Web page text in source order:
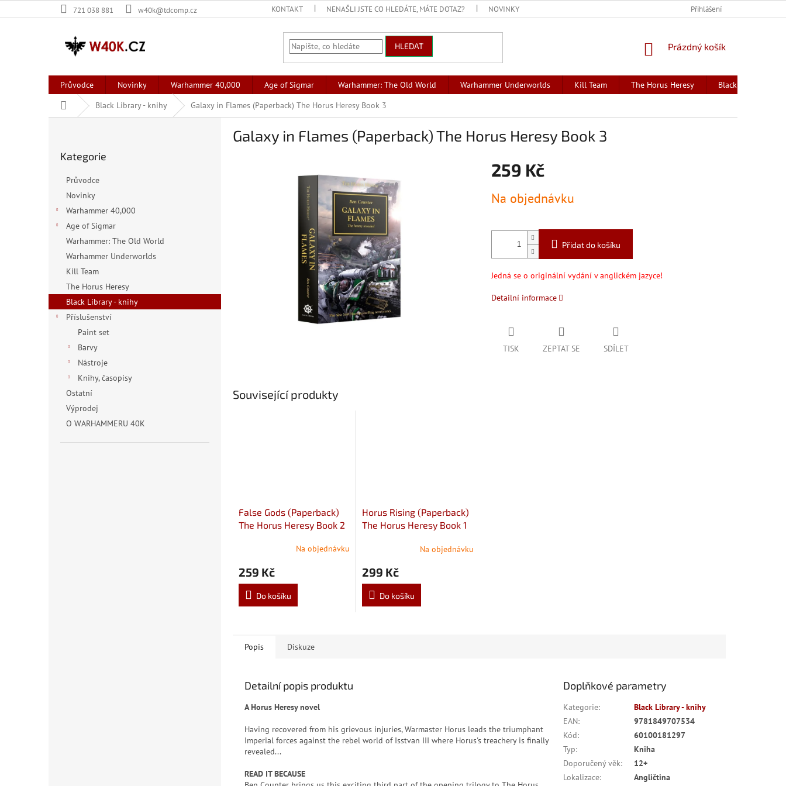
na
721 038 881 w40k@tdcomp.cz KONTAKT NENAŠLI JSTE CO HLEDÁTE, MÁTE DOTAZ? NOVINKY Přihlášení
HLEDAT
NÁKUPNÍ
Prázdný košík
Průvodce Novinky Warhammer 40,000 Age of Sigmar Warhammer: The Old World Warhammer Underworlds Kill Team The Horus Heresy
Black Library -
Domů
Black Library - knihy Galaxy in Flames (Paperback) The Horus Heresy Book 3
l
kategorie
Kategorie
Průvodce
Novinky
Warhammer 40,000
Age of Sigmar
Warhammer: The Old World
Warhammer Underworlds
Kill Team
The Horus Heresy
Black Library - knihy
Příslušenství
Paint set
Barvy
Nástroje
Knihy, časopisy
Ostatní
Výprodej
O WARHAMMERU 40K
Galaxy in Flames (Paperback) The Horus Heresy Book 3
259 Kč
cena:
Na objednávku
Přidat do košíku
Jedná se o originální vydání v anglickém jazyce!
Detailní informace
TISK ZEPTAT SE SDÍLET
Související produkty
False Gods (Paperback)
The Horus Heresy Book 2
Na objednávku
259 Kč
Do košíku
Horus Rising (Paperback)
The Horus Heresy Book 1
Na objednávku
299 Kč
Do košíku
Popis Diskuze
Detailní popis produktu
A Horus Heresy novel
Having recovered from his grievous injuries, Warmaster Horus leads the triumphant
Imperial forces against the rebel world of Isstvan III where Horus's treachery is finally
revealed...
READ IT BECAUSE
Doplňkové parametry
Kategorie:
Black Library - knihy
EAN:
9781849707534
Kód:
60100181297
Typ:
Kniha
Doporučený věk:
12+
Lokalizace:
Angličtina